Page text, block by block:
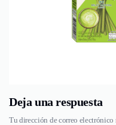
Deja una respuesta
Tu dirección de correo electrónico